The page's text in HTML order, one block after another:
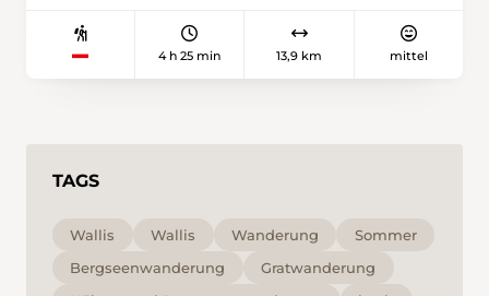
4 h 25 min 13,9 km mittel
TAGS
Wallis Wallis Wanderung
Sommer
Bergseenwanderung
Gratwanderung